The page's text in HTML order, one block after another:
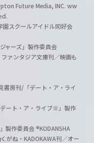
Future Media, INC. ww
スクールアイドル同好会
ャーズ」製作委員会
ァンタジア文庫刊／映画も
書房刊/「デート・ア・ライ
ート・ア・ライブⅢ」製作
製作委員会 ®KODANSHA
がね・KADOKAWA刊／オー